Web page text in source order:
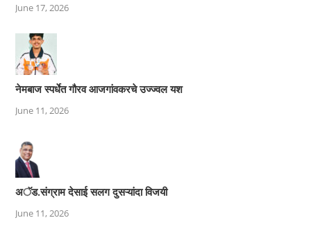
June 17, 2026
नेमबाज स्पर्धेत गौरव आजगांवकरचे उज्ज्वल यश
June 11, 2026
अॅड.संग्राम देसाई सलग दुसऱ्यांदा विजयी
June 11, 2026